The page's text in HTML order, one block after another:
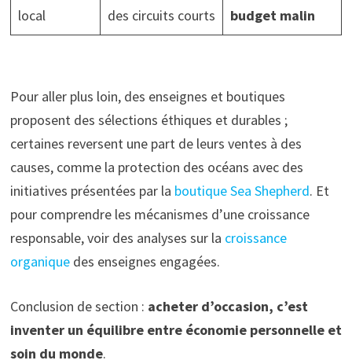
local
des circuits courts
budget malin
Pour aller plus loin, des enseignes et boutiques
proposent des sélections éthiques et durables ;
certaines reversent une part de leurs ventes à des
causes, comme la protection des océans avec des
initiatives présentées par la boutique Sea Shepherd. Et
pour comprendre les mécanismes d’une croissance
responsable, voir des analyses sur la croissance
organiquedes enseignes engagées.
Conclusion de section : acheter d’occasion, c’est
inventer un équilibre entre économie personnelle et
soin du monde.